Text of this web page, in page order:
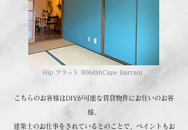
Hip フラット 8064M(Cape Barran)
こちらのお客様はDIYが可能な賃貸物件にお住いのお客
様。
建築士のお仕事をされているとのことで、ペイントもお